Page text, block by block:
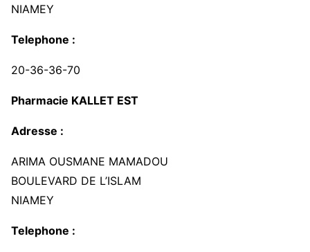
NIAMEY
Telephone :
20-36-36-70
Pharmacie KALLET EST
Adresse :
ARIMA OUSMANE MAMADOU
BOULEVARD DE L’ISLAM
NIAMEY
Telephone :